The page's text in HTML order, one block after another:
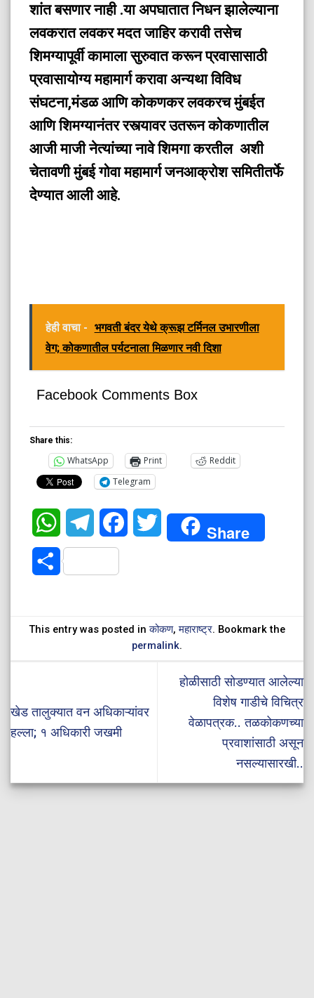
शांत बसणार नाही .या अपघातात निधन झालेल्याना
लवकरात लवकर मदत जाहिर करावी तसेच
शिमग्यापूर्वी कामाला सुरुवात करून प्रवासासाठी
प्रवासायोग्य महामार्ग करावा अन्यथा विविध
संघटना,मंडळ आणि कोकणकर लवकरच मुंबईत
आणि शिमग्यानंतर रस्त्यावर उतरून कोकणातील
आजी माजी नेत्यांच्या नावे शिमगा करतील अशी
चेतावणी मुंबई गोवा महामार्ग जनआक्रोश समितीतर्फे
देण्यात आली आहे.
हेही वाचा - भगवती बंदर येथे क्रूझ टर्मिनल उभारणीला
वेग; कोकणातील पर्यटनाला मिळणार नवी दिशा
Facebook Comments Box
Share this:
WhatsApp Print
Reddit
Telegram
WhatsAppTelegramFacebookTwitter Share
Share
This entry was posted inकोकण,महाराष्ट्र. Bookmark the
permalink.
खेड तालुक्यात वन अधिकाऱ्यांवर
हल्ला; १ अधिकारी जखमी
होळीसाठी सोडण्यात आलेल्या
विशेष गाडीचे विचित्र
वेळापत्रक.. तळकोकणच्या
प्रवाशांसाठी असून
नसल्यासारखी..